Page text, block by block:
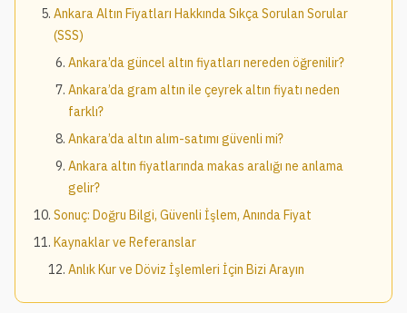
Ankara Altın Fiyatları Hakkında Sıkça Sorulan Sorular
(SSS)
Ankara’da güncel altın fiyatları nereden öğrenilir?
Ankara’da gram altın ile çeyrek altın fiyatı neden
farklı?
Ankara’da altın alım-satımı güvenli mi?
Ankara altın fiyatlarında makas aralığı ne anlama
gelir?
Sonuç: Doğru Bilgi, Güvenli İşlem, Anında Fiyat
Kaynaklar ve Referanslar
Anlık Kur ve Döviz İşlemleri İçin Bizi Arayın